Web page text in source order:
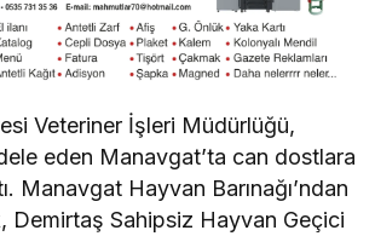
Veteriner İşleri Müdürlüğü,
eden Manavgat’ta can dostlara
Manavgat Hayvan Barınağı’ndan
Demirtaş Sahipsiz Hayvan Geçici